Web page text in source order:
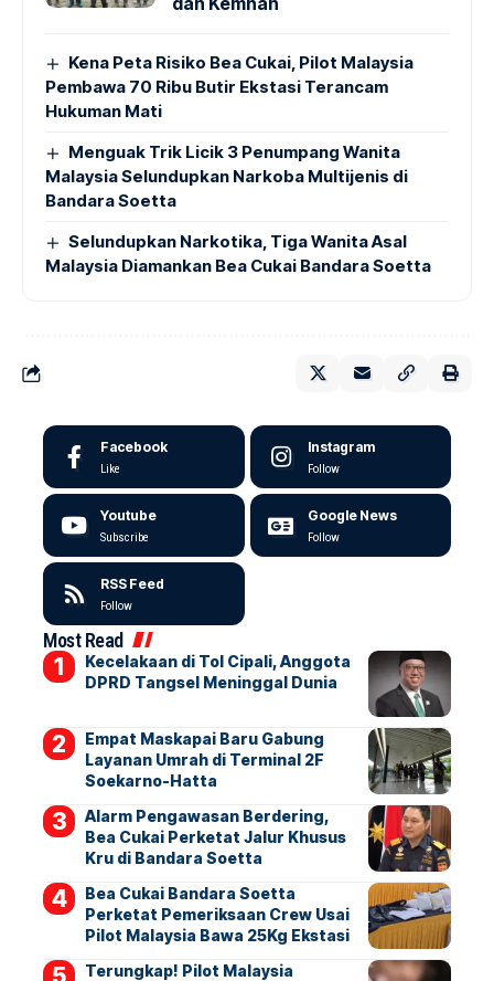
Kena Peta Risiko Bea Cukai, Pilot Malaysia
Pembawa 70 Ribu Butir Ekstasi Terancam
Hukuman Mati
Menguak Trik Licik 3 Penumpang Wanita
Malaysia Selundupkan Narkoba Multijenis di
Bandara Soetta
Selundupkan Narkotika, Tiga Wanita Asal
Malaysia Diamankan Bea Cukai Bandara Soetta
Facebook
Like
Instagram
Follow
Youtube
Subscribe
Google News
Follow
RSS Feed
Follow
Most Read
Kecelakaan di Tol Cipali, Anggota
DPRD Tangsel Meninggal Dunia
Empat Maskapai Baru Gabung
Layanan Umrah di Terminal 2F
Soekarno-Hatta
Alarm Pengawasan Berdering,
Bea Cukai Perketat Jalur Khusus
Kru di Bandara Soetta
Bea Cukai Bandara Soetta
Perketat Pemeriksaan Crew Usai
Pilot Malaysia Bawa 25Kg Ekstasi
Terungkap! Pilot Malaysia